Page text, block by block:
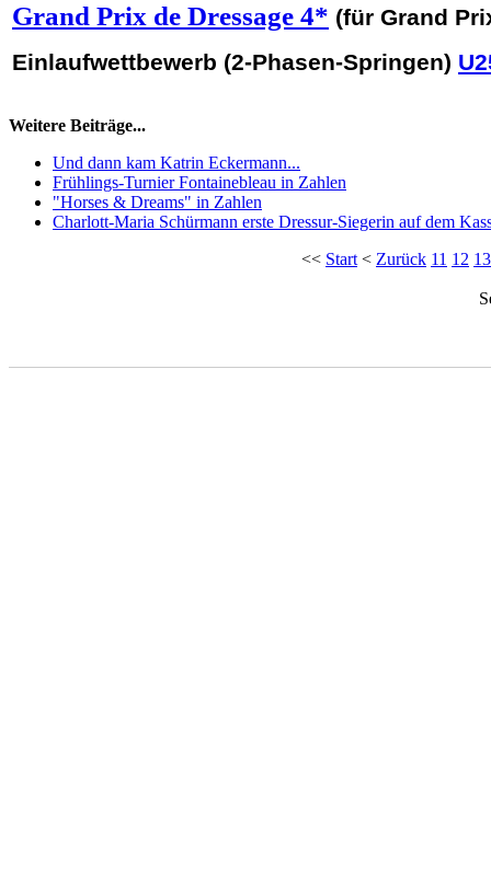
Grand Prix de Dressage 4* (für Grand
Einlaufwettbewerb (2-Phasen-Springen)
Weitere Beiträge...
Und dann kam Katrin Eckermann...
Frühlings-Turnier Fontainebleau in Zahlen
"Horses & Dreams" in Zahlen
Charlott-Maria Schürmann erste Dressur-Siegerin auf dem
<< Start < Zurück 11 12 13